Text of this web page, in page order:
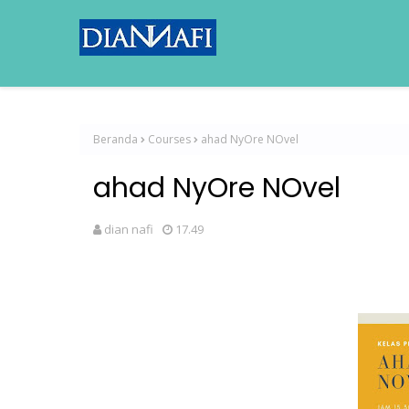
Beranda Courses ahad NyOre NOvel
ahad NyOre NOvel
dian nafi 17.49